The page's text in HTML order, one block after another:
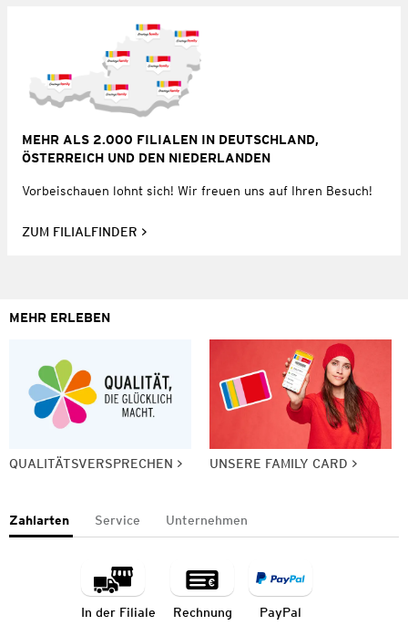
MEHR ALS 2.000 FILIALEN IN DEUTSCHLAND,
ÖSTERREICH UND DEN NIEDERLANDEN
Vorbeischauen lohnt sich! Wir freuen uns auf Ihren Besuch!
ZUM FILIALFINDER
MEHR ERLEBEN
QUALITÄTSVERSPRECHEN UNSERE FAMILY CARD
Zahlarten Service Unternehmen
In der Filiale Rechnung PayPal